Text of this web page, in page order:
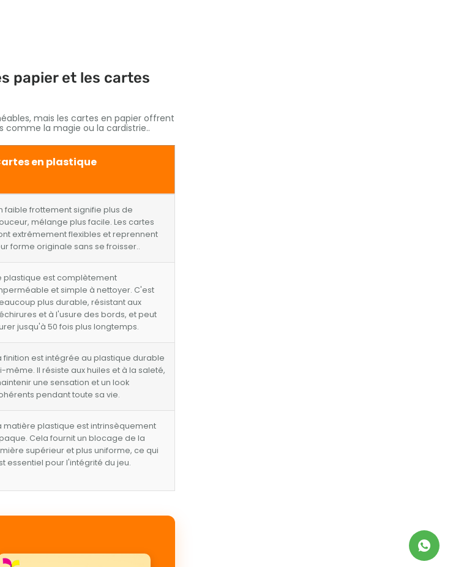
papier et les cartes
mais les cartes en papier offrent
comme la magie ou la cardistrie..
en plastique
faible frottement signifie plus de
mélange plus facile. Les cartes
extrêmement flexibles et reprennent
forme originale sans se froisser..
plastique est complètement
et simple à nettoyer. C'est
plus durable, résistant aux
et à l'usure des bords, et peut
jusqu'à 50 fois plus longtemps.
finition est intégrée au plastique durable
même. Il résiste aux huiles et à la saleté,
une sensation et un look
pendant toute sa vie.
matière plastique est intrinsèquement
Cela fournit un blocage de la
supérieur et plus uniforme, ce qui
essentiel pour l'intégrité du jeu.